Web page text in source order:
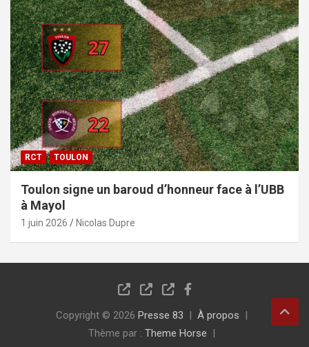
RCT TOULON
Toulon signe un baroud d’honneur face à l’UBB
à Mayol
1 juin 2026 Nicolas Dupre
Copyright © 2026 Presse 83
À propos
Thème par : Theme Horse